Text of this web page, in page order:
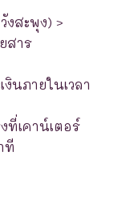
งสะพุง) >
สาร
งินภายในเวลา
ที่เคาน์เตอร์
ที